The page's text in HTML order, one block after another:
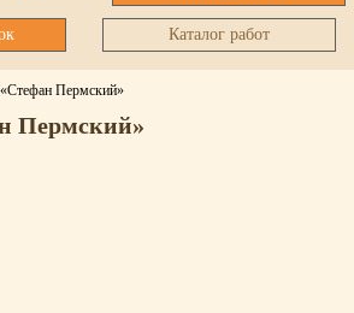
Каталог работ
Пермский»
Пермский»